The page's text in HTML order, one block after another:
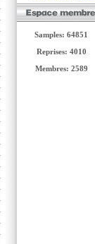
Samples: 64851
Reprises: 4010
Membres: 2589